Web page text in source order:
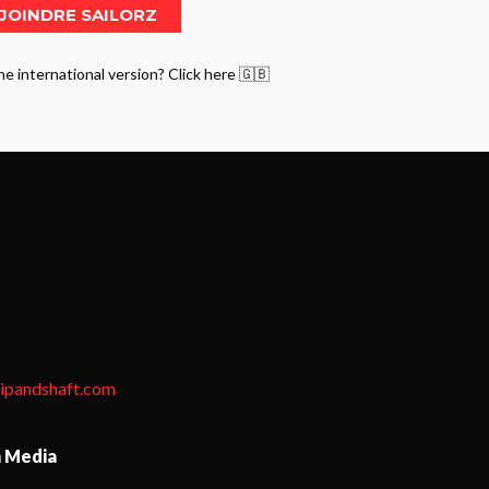
international version? Click here 🇬🇧